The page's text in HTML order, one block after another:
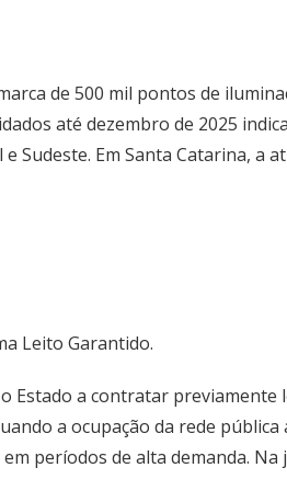
de 500 mil pontos de
até dezembro de 2025
Sudeste. Em Santa Catarina, a
Leito Garantido.
Estado a contratar
a ocupação da rede
períodos de alta demanda.